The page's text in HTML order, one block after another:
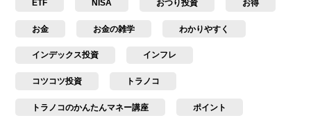
ETF NISA おつり投資 お得
お金 お金の雑学 わかりやすく
インデックス投資 インフレ
コツコツ投資 トラノコ
トラノコのかんたんマネー講座 ポイント